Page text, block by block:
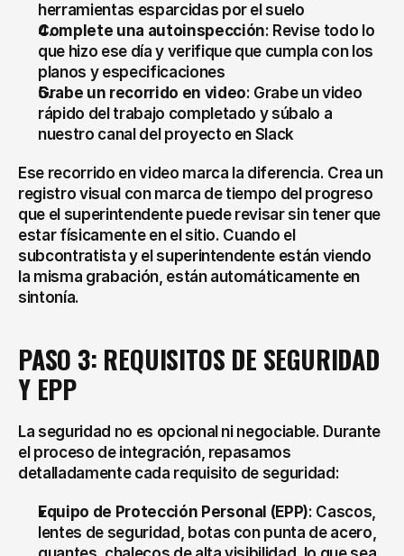
herramientas esparcidas por el suelo
Complete una autoinspección: Revise todo lo
que hizo ese día y verifique que cumpla con los
planos y especificaciones
Grabe un recorrido en video: Grabe un video
rápido del trabajo completado y súbalo a
nuestro canal del proyecto en Slack
Ese recorrido en video marca la diferencia. Crea un
registro visual con marca de tiempo del progreso
que el superintendente puede revisar sin tener que
estar físicamente en el sitio. Cuando el
subcontratista y el superintendente están viendo
la misma grabación, están automáticamente en
sintonía.
PASO 3: REQUISITOS DE SEGURIDAD
Y EPP
La seguridad no es opcional ni negociable. Durante
el proceso de integración, repasamos
detalladamente cada requisito de seguridad:
Equipo de Protección Personal (EPP): Cascos,
lentes de seguridad, botas con punta de acero,